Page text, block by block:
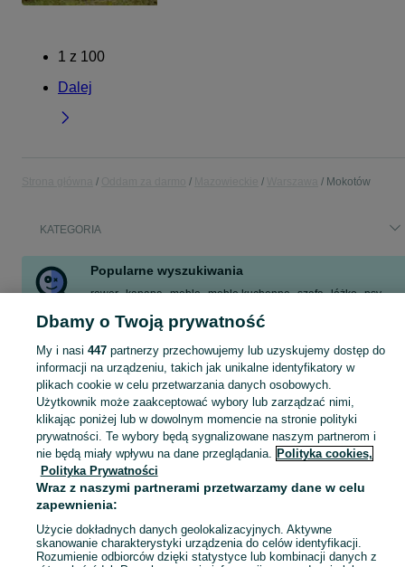
1 z 100
Dalej
Mokotów
KATEGORIA
Popularne wyszukiwania
rower kanapa meble meble kuchenne szafa łóżko psy
fotelik
Zobacz Więcej
Masz coś, czego już nie potrzebujesz? Wejdź na OLX, dodaj ofertę w kategorii Oddam za darmo i oddaj swój przedmiot za darmo! - Warszawa i okolice!
Mapa kategorii
Mapa miejscowości
Mapa ministron
Popularne wyszukiwania
Dbamy o Twoją prywatność
My i nasi 447partnerzy przechowujemy lub uzyskujemy dostęp do
informacji na urządzeniu, takich jak unikalne identyfikatory w
plikach cookie w celu przetwarzania danych osobowych.
Użytkownik może zaakceptować wybory lub zarządzać nimi,
klikając poniżej lub w dowolnym momencie na stronie polityki
prywatności. Te wybory będą sygnalizowane naszym partnerom i
nie będą miały wpływu na dane przeglądania. Polityka cookies,
Polityka Prywatności
Wraz z naszymi partnerami przetwarzamy dane w celu
zapewnienia:
Użycie dokładnych danych geolokalizacyjnych. Aktywne
skanowanie charakterystyki urządzenia do celów identyfikacji.
Rozumienie odbiorców dzięki statystyce lub kombinacji danych z